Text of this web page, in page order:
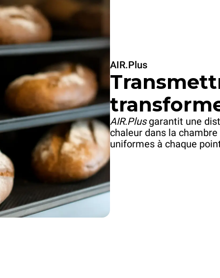
AIR.Plus
AIR.Plusgarantit une
chaleur dans la
uniformes à chaque